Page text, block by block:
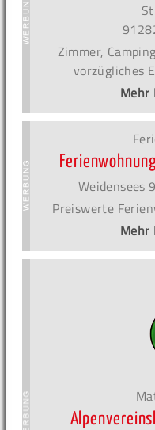
Zimmer,
vorzügliches
Mehr
Weidensees
Preiswerte
Mehr